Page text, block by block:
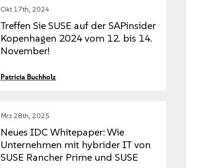
Okt 17th, 2024
Treffen Sie SUSE auf der SAPinsider
Kopenhagen 2024 vom 12. bis 14.
November!
Patricia Buchholz
Mrz 28th, 2025
Neues IDC Whitepaper: Wie
Unternehmen mit hybrider IT von
SUSE Rancher Prime und SUSE